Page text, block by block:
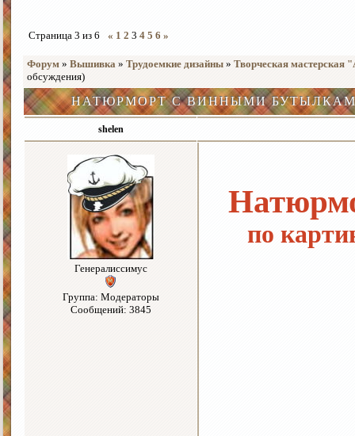
Страница 3 из 6 « 1 2 3 4 5 6 »
Форум » Вышивка » Трудоемкие дизайны » Творческая
обсуждения)
НАТЮРМОРТ С ВИННЫМИ
shelen
Генералиссимус
Группа: Модераторы
Сообщений: 3845
по